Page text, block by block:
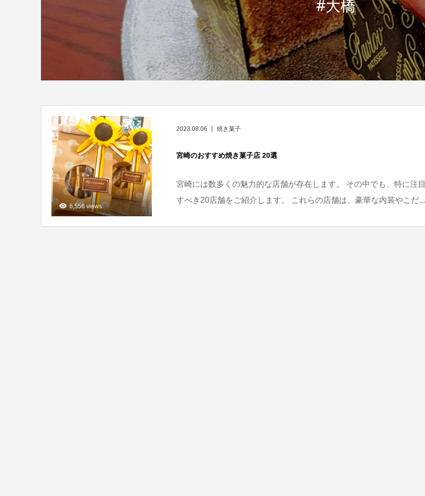
#大橋
6,556 views
2023.08.06 焼き菓子
宮崎のおすすめ焼き菓子店 20選
宮崎には数多くの魅力的な店舗が存在します。 その中でも、特に注目
すべき20店舗をご紹介します。 これらの店舗は、豪華な内装やこだ...